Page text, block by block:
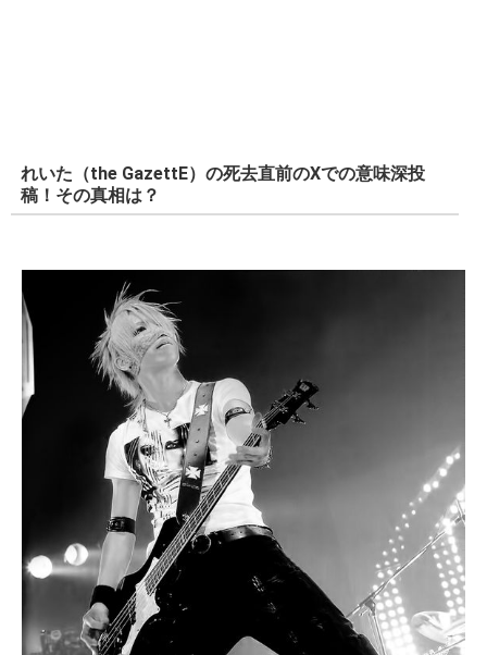
れいた（the GazettE）の死去直前のXでの意味深投
稿！その真相は？